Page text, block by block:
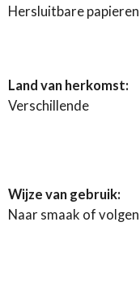
Hersluitbare
Land van herkomst:
Verschillende
Wijze van gebruik:
Naar smaak of